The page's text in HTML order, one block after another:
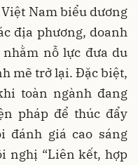
Nam biểu dương
địa phương, doanh
nỗ lực đưa du
mẽ trở lại. Đặc biệt,
toàn ngành đang
pháp để thúc đẩy
đánh giá cao sáng
nghị “Liên kết, hợp